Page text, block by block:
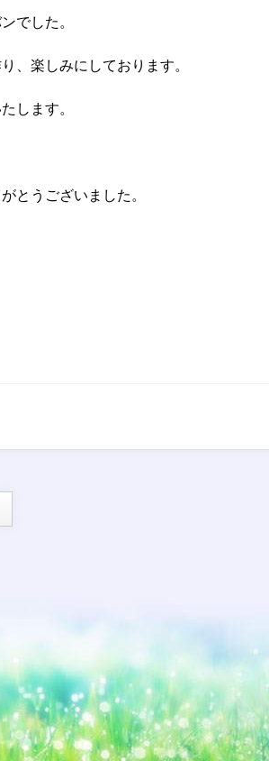
でした。
、楽しみにしております。
します。
とうございました。